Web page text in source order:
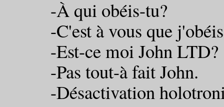
-À qui obéis-tu?
-C'est à vous que
-Est-ce moi John LTD?
-Pas tout-à fait John.
-Désactivation